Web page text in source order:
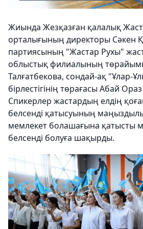
Жиында Жезқазған қалалық
орталығының директоры Сәкен
партиясының "Жастар Рухы"
облыстық филиалының
Талғатбекова, сондай-ақ "Ұлар-
бірлестігінің төрағасы Абай
Спикерлер жастардың елдің
белсенді қатысуының
мемлекет болашағына қатысты
белсенді болуға шақырды.